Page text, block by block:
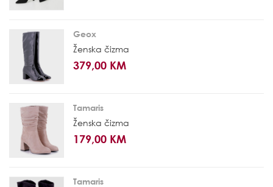
Geox
Ženska čizma
379,00 KM
Tamaris
Ženska čizma
179,00 KM
Tamaris